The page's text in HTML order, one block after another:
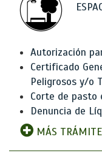
Autorización
Certificado
Peligrosos y/o
Corte de pasto
Denuncia de
MÁS